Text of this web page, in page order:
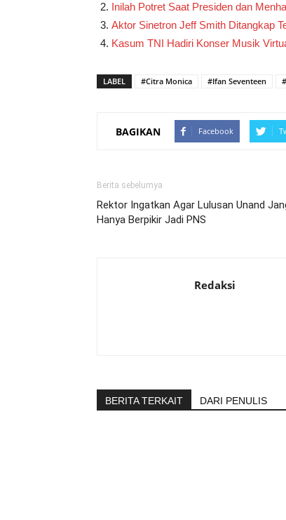
Inilah Potret Saat Presiden dan
Aktor Sinetron Jeff Smith Ditangkap
Kasum TNI Hadiri Konser Musik
LABEL #Citra Monica #Ifan Seventeen
BAGIKAN Facebook
Berita sebelumya
Rektor Ingatkan Agar Lulusan Unand
Hanya Berpikir Jadi PNS
Redaksi
BERITA TERKAIT DARI PENULIS